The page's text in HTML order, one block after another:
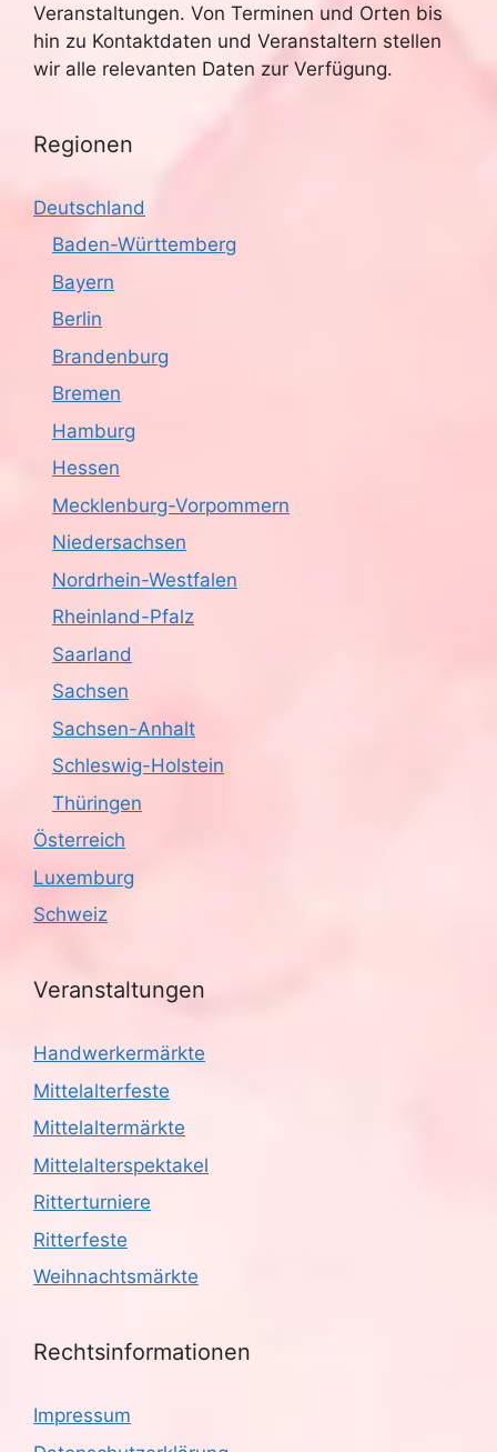
Veranstaltungen. Von Terminen und Orten bis
hin zu Kontaktdaten und Veranstaltern stellen
wir alle relevanten Daten zur Verfügung.
Regionen
Deutschland
Baden-Württemberg
Bayern
Berlin
Brandenburg
Bremen
Hamburg
Hessen
Mecklenburg-Vorpommern
Niedersachsen
Nordrhein-Westfalen
Rheinland-Pfalz
Saarland
Sachsen
Sachsen-Anhalt
Schleswig-Holstein
Thüringen
Österreich
Luxemburg
Schweiz
Veranstaltungen
Handwerkermärkte
Mittelalterfeste
Mittelaltermärkte
Mittelalterspektakel
Ritterturniere
Ritterfeste
Weihnachtsmärkte
Rechtsinformationen
Impressum